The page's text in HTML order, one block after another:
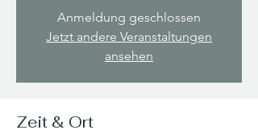
Anmeldung geschlossen
Jetzt andere Veranstaltungen
ansehen
Zeit & Ort